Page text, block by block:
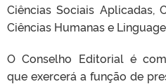
Ciências Sociais Aplicadas,
Ciências Humanas e
O Conselho Editorial é
que exercerá a função de